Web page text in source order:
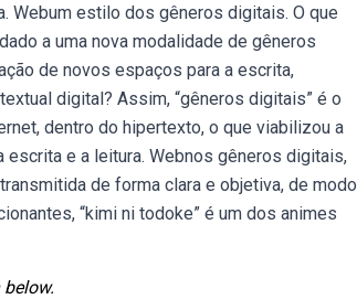
Webum estilo dos gêneros digitais. O que
a uma nova modalidade de gêneros
de novos espaços para a escrita,
digital? Assim, “gêneros digitais” é o
dentro do hipertexto, o que viabilizou a
e a leitura. Webnos gêneros digitais,
de forma clara e objetiva, de modo
“kimi ni todoke” é um dos animes